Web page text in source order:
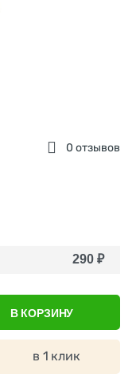
0 отзывов
290 ₽
В КОРЗИНУ
в 1 клик